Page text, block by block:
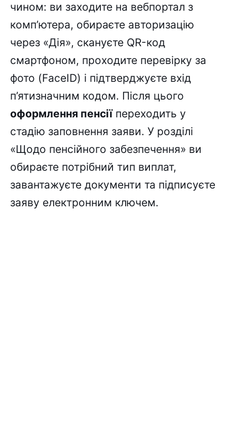
чином: ви заходите на вебпортал з
комп’ютера, обираєте авторизацію
через «Дія», скануєте QR-код
смартфоном, проходите перевірку за
фото (FaceID) і підтверджуєте вхід
п’ятизначним кодом. Після цього
оформлення пенсіїпереходить у
стадію заповнення заяви. У розділі
«Щодо пенсійного забезпечення» ви
обираєте потрібний тип виплат,
завантажуєте документи та підписуєте
заяву електронним ключем.